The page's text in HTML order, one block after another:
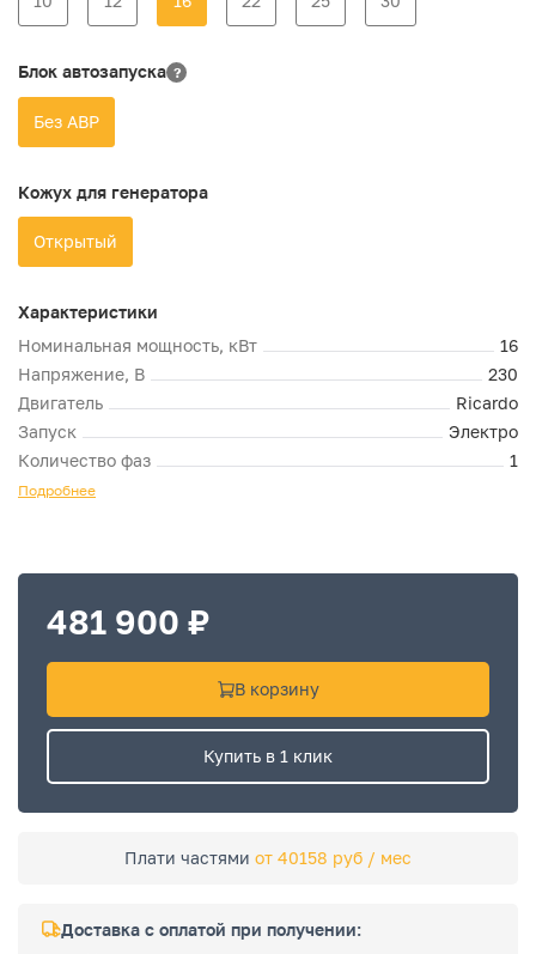
Блок автозапуска ?
Без АВР
Кожух для генератора
Открытый
Характеристики
Номинальная мощность, кВт
16
Напряжение, В
230
Двигатель
Ricardo
Запуск
Электро
Количество фаз
1
Подробнее
481 900 ₽
В корзину
Купить в 1 клик
Плати частями от 40158 руб / мес
Доставка с оплатой при получении: